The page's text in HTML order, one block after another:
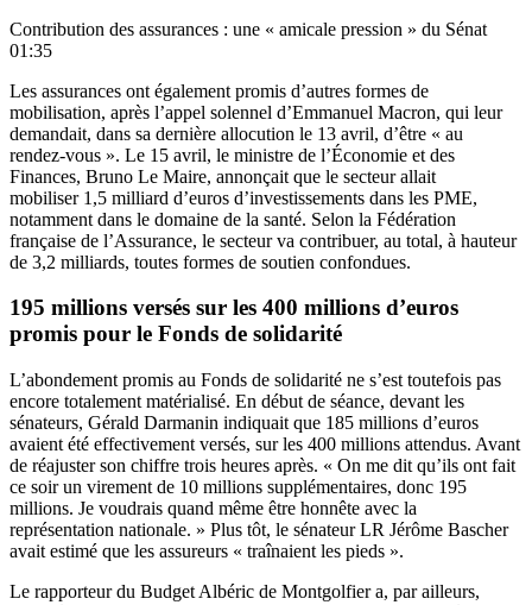
Contribution des assurances : une « amicale pression » du Sénat
01:35
Les assurances ont également promis d’autres formes de
mobilisation, après l’appel solennel d’Emmanuel Macron, qui leur
demandait, dans sa dernière allocution le 13 avril, d’être « au
rendez-vous ». Le 15 avril, le ministre de l’Économie et des
Finances, Bruno Le Maire, annonçait que le secteur allait
mobiliser 1,5 milliard d’euros d’investissements dans les PME,
notamment dans le domaine de la santé. Selon la Fédération
française de l’Assurance, le secteur va contribuer, au total, à hauteur
de 3,2 milliards, toutes formes de soutien confondues.
195 millions versés sur les 400 millions d’euros
promis pour le Fonds de solidarité
L’abondement promis au Fonds de solidarité ne s’est toutefois pas
encore totalement matérialisé. En début de séance, devant les
sénateurs, Gérald Darmanin indiquait que 185 millions d’euros
avaient été effectivement versés, sur les 400 millions attendus. Avant
de réajuster son chiffre trois heures après. « On me dit qu’ils ont fait
ce soir un virement de 10 millions supplémentaires, donc 195
millions. Je voudrais quand même être honnête avec la
représentation nationale. » Plus tôt, le sénateur LR Jérôme Bascher
avait estimé que les assureurs « traînaient les pieds ».
Le rapporteur du Budget Albéric de Montgolfier a, par ailleurs,